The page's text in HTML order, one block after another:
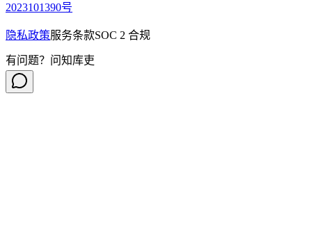
2023101390号
隐私政策服务条款SOC 2 合规
有问题？问知库吏